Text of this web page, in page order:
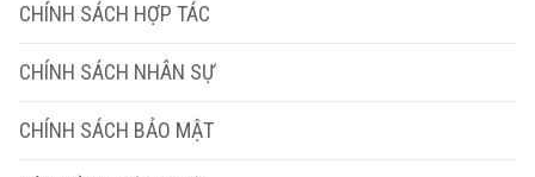
CHÍNH SÁCH HỢP TÁC
CHÍNH SÁCH NHÂN SỰ
CHÍNH SÁCH BẢO MẬT